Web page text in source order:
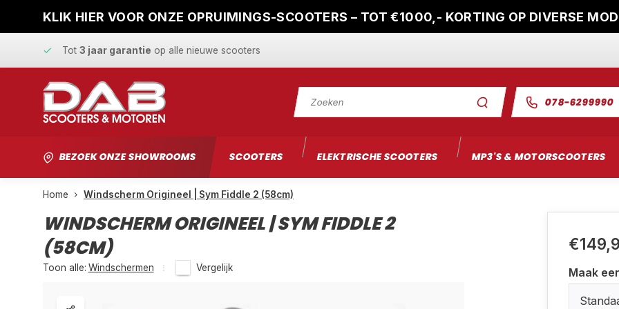
KLIK HIER VOOR ONZE OPRUIMINGS-SCOOTERS – TOT €1000,- KORTING OP DIVERSE
Snelle leveringen vaste scherpe prijzen
Tot 3 jaar garantie op alle nieuwe scooters
Gratis ophaalservicebij reparatie
Snelle leveringenvaste scherpe prijzen
078-6299990
BEZOEK ONZE SHOWROOMS SCOOTERS ELEKTRISCHE SCOOTERS MP3'S & MOTORSCOOTERS
Home Windscherm Origineel | Sym Fiddle 2 (58cm)
WINDSCHERM ORIGINEEL | SYM FIDDLE 2
(58CM)
Toon alle: Windschermen Vergelijk Maak